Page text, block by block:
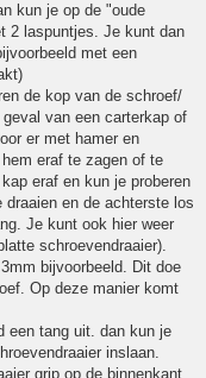
kun je op de "oude
2 laspuntjes. Je kunt dan
met een
de kop van de schroef/
van een carterkap of
er met hamer en
eraf te zagen of te
eraf en kun je proberen
en de achterste los
Je kunt ook hier weer
schroevendraaier).
bijvoorbeeld. Dit doe
Op deze manier komt
een tang uit. dan kun je
inslaan.
grip op de binnenkant